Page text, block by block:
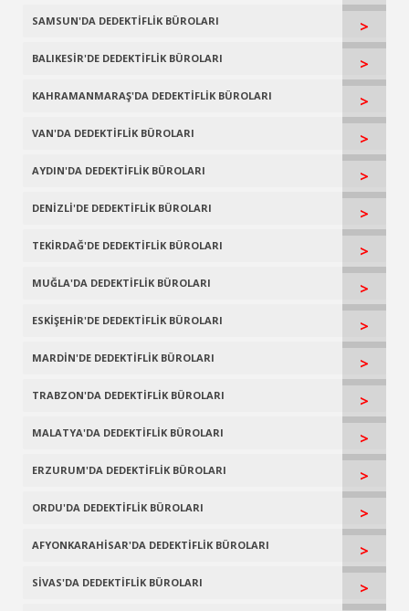
SAMSUN'DA DEDEKTİFLİK BÜROLARI >
BALIKESİR'DE DEDEKTİFLİK BÜROLARI >
KAHRAMANMARAŞ'DA DEDEKTİFLİK BÜROLARI >
VAN'DA DEDEKTİFLİK BÜROLARI >
AYDIN'DA DEDEKTİFLİK BÜROLARI >
DENİZLİ'DE DEDEKTİFLİK BÜROLARI >
TEKİRDAĞ'DE DEDEKTİFLİK BÜROLARI >
MUĞLA'DA DEDEKTİFLİK BÜROLARI >
ESKİŞEHİR'DE DEDEKTİFLİK BÜROLARI >
MARDİN'DE DEDEKTİFLİK BÜROLARI >
TRABZON'DA DEDEKTİFLİK BÜROLARI >
MALATYA'DA DEDEKTİFLİK BÜROLARI >
ERZURUM'DA DEDEKTİFLİK BÜROLARI >
ORDU'DA DEDEKTİFLİK BÜROLARI >
AFYONKARAHİSAR'DA DEDEKTİFLİK BÜROLARI >
SİVAS'DA DEDEKTİFLİK BÜROLARI >